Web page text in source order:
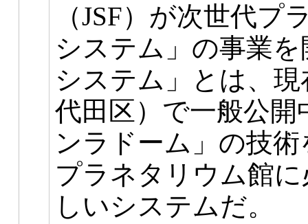
（JSF）が次世代
システム」の事業
システム」とは、
代田区）で一般公
ンラドーム」の技
プラネタリウム館
しいシステムだ。